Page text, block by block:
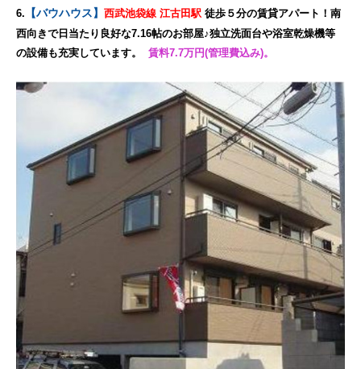
6. 【バウハウス】 西武池袋線 江古田駅 徒歩５分の賃貸アパート！南
西向きで日当たり良好な7.16帖のお部屋♪独立洗面台や浴室乾燥機等
の設備も充実しています。 賃料7.7万円(管理費込み)。